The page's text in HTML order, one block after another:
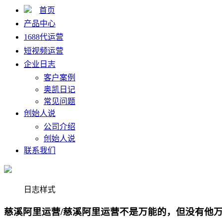
首页
产品中心
1688代运营
短视频运营
企业日志
客户案例
奥凯日记
常见问题
创始人说
公司介绍
创始人说
联系我们
日志样式
慈溪阿里运营/慈溪阿里运营不是万能的，但没有他万